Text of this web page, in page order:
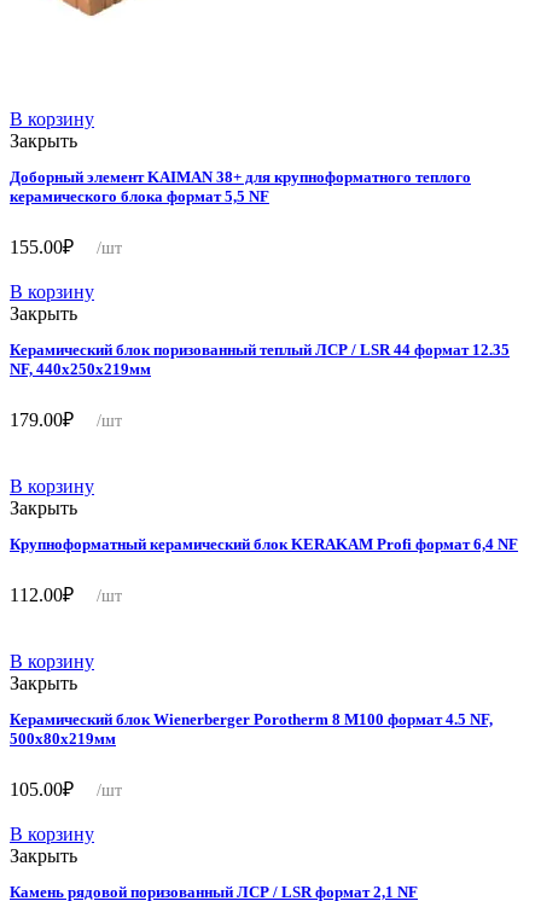
В корзину
Закрыть
Доборный элемент KAIMAN 38+ для крупноформатного теплого
керамического блока формат 5,5 NF
155.00₽ /шт
В корзину
Закрыть
Керамический блок поризованный теплый ЛСР / LSR 44 формат 12.35
NF, 440х250х219мм
179.00₽ /шт
В корзину
Закрыть
Крупноформатный керамический блок KERAKAM Profi формат 6,4 NF
112.00₽ /шт
В корзину
Закрыть
Керамический блок Wienerberger Porotherm 8 М100 формат 4.5 NF,
500х80х219мм
105.00₽ /шт
В корзину
Закрыть
Камень рядовой поризованный ЛСР / LSR формат 2,1 NF